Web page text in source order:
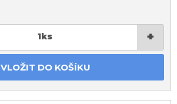
1ks +
VLOŽIT DO KOŠÍKU